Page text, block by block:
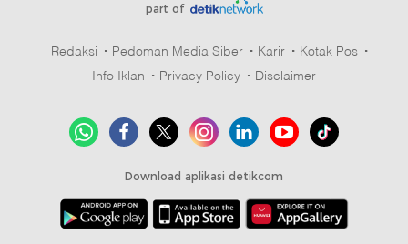
part of
Redaksi Pedoman Media Siber Karir
Kotak Pos
Info Iklan
Privacy Policy Disclaimer
Download aplikasi detikcom